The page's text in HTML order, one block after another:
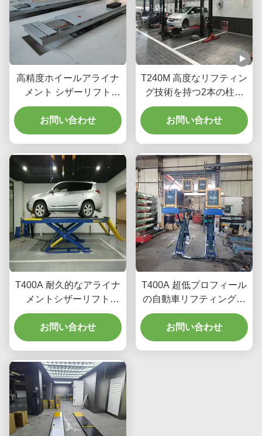
高精度ホイールアライナ
メント シザーリフト
T400D 4000kg ワークシ
ョップ容量
お問い合わせ
T240M 高度なリフティン
グ技術を持つ2本の柱の
ガントリーカーリフティ
ング機器
お問い合わせ
T400A 耐久的なアライナ
メントシザーリフト
4000kg 滑らかなリフト
お問い合わせ
T400A 超低プロフィール
の自動車リフティング機
器
お問い合わせ